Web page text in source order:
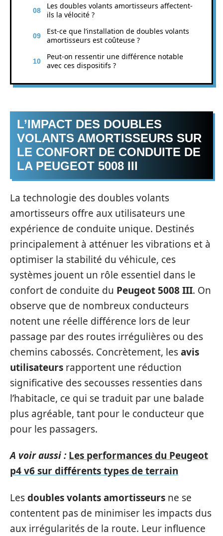
Les doubles volants amortisseurs affectent-
ils la vélocité ?
Est-ce que l’installation de doubles volants
amortisseurs est coûteuse ?
Peut-on ressentir une différence notable
avec ces dispositifs ?
L’IMPACT DES DOUBLES
VOLANTS AMORTISSEURS SUR
LE CONFORT DE CONDUITE DE
LA PEUGEOT 5008 III
La technologie des doubles volants
amortisseurs offre aux utilisateurs une
expérience de conduite unique. Destinés
principalement à atténuer les vibrations et à
optimiser la stabilité du véhicule, ces
systèmes jouent un rôle essentiel dans le
confort de conduite du Peugeot 5008 III. On
observe que de nombreux conducteurs
notent une réelle différence lors de leur
passage par des routes irrégulières ou des
chemins cabossés. Concrètement, lesavis
utilisateurs rapportent une réduction
significative des secousses ressenties dans
l’habitacle, ce qui se traduit par une balade
plus agréable, tant pour le conducteur que
pour les passagers.
A voir aussi : Les performances du Peugeot
p4 v6 sur différents types de terrain
Lesdoubles volants amortisseurs ne se
contentent pas de minimiser les impacts dus
aux irrégularités de la route. Leur influence